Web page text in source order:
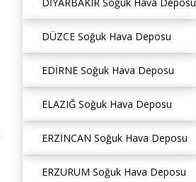
DÜZCE Soğuk Hava Deposu
EDİRNE Soğuk Hava Deposu
ELAZIĞ Soğuk Hava Deposu
ERZİNCAN Soğuk Hava Deposu
ERZURUM Soğuk Hava Deposu